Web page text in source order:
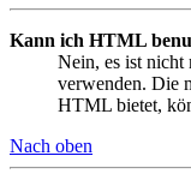
Kann ich HTML
Nein, es ist
verwenden. Die
HTML bietet,
Nach oben